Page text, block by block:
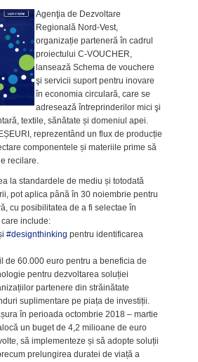
Agenţia de Dezvoltare
Regională Nord-Vest,
organizație parteneră în cadrul
proiectului C-VOUCHER,
lansează Schema de vouchere
şi servicii suport pentru inovare
în economia circulară, care se
adresează întreprinderilor mici şi
textile, sănătate și domeniul apei.
reprezentând un flux de producție
componentele și materiile prime să
recilare.
la standardele de mediu și totodată
pot aplica până în 30 noiembrie pentru
cu posibilitatea de a fi selectae în
include:
#designthinking pentru identificarea
de 60.000 euro pentru a beneficia de
pentru dezvoltarea soluției
partenere din străinătate
suplimentare pe piața de investiții.
în perioada octombrie 2018 – martie
un buget de 4,2 milioane de euro
să implementeze și să adopte soluții
prelungirea duratei de viață a